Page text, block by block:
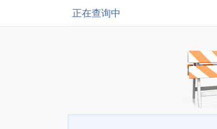
正在查询中